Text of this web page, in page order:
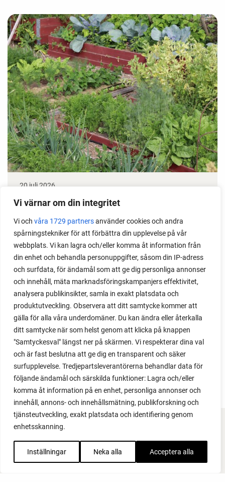
Vi värnar om din integritet
Vi och våra 1729 partnersanvänder cookies och andra
spårningstekniker för att förbättra din upplevelse på vår
webbplats. Vi kan lagra och/eller komma åt information från
din enhet och behandla personuppgifter, såsom din IP-adress
och surfdata, för ändamål som att ge dig personliga annonser
och innehåll, mäta marknadsföringskampanjers effektivitet,
analysera publikinsikter, samla in exakt platsdata och
produktutveckling. Observera att ditt samtycke kommer att
gälla för alla våra underdomäner. Du kan ändra eller återkalla
ditt samtycke när som helst genom att klicka på knappen
"Samtyckesval" längst ner på skärmen. Vi respekterar dina val
och är fast beslutna att ge dig en transparent och säker
surfupplevelse. Tredjepartsleverantörerna behandlar data för
följande ändamål och särskilda funktioner: Lagra och/eller
komma åt information på en enhet, personliga annonser och
innehåll, annons- och innehållsmätning, publikforskning och
tjänsteutveckling, exakt platsdata och identifiering genom
enhetsskanning.
Inställningar Neka alla Acceptera alla
20 juli 2026
Taktik med 3 tips för att röja i odlingen
Hur kan man göra för att hitta ett bra och hållbart
sätt att röja upp i sin odling? Läs min taktik, som gör
det lätt att hitta motivation och sätta igång.